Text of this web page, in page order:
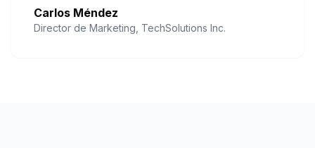
Carlos Méndez
Director de Marketing, TechSolutions Inc.